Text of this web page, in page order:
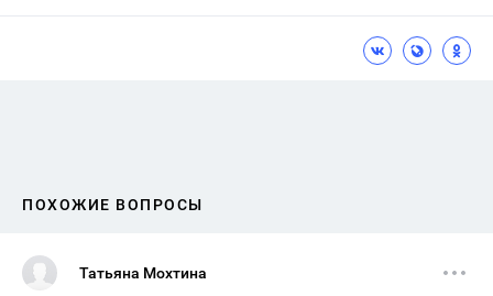
ПОХОЖИЕ ВОПРОСЫ
Татьяна Мохтина